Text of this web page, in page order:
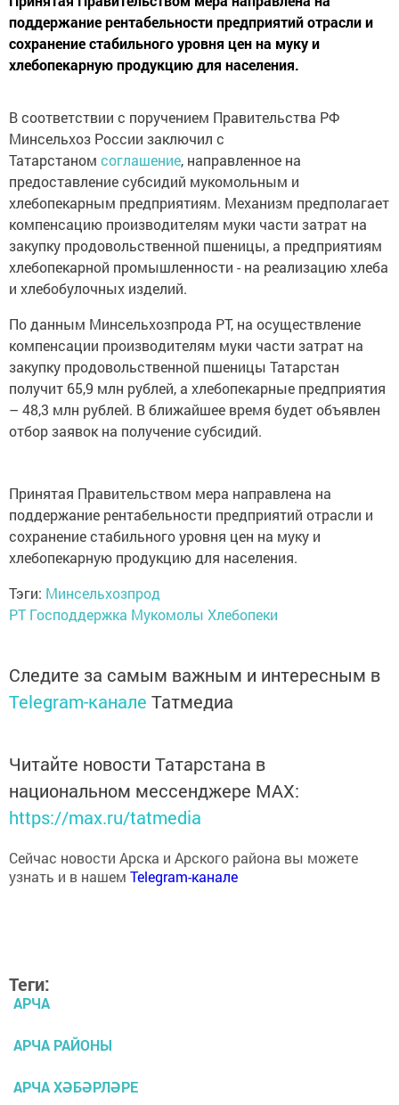
поддержание рентабельности предприятий отрасли и
сохранение стабильного уровня цен на муку и
хлебопекарную продукцию для населения.
В соответствии с поручением Правительства РФ
Минсельхоз России заключил с
Татарстаном соглашение, направленное на
предоставление субсидий мукомольным и
хлебопекарным предприятиям. Механизм предполагает
компенсацию производителям муки части затрат на
закупку продовольственной пшеницы, а предприятиям
хлебопекарной промышленности - на реализацию хлеба
и хлебобулочных изделий.
По данным Минсельхозпрода РТ, на осуществление
компенсации производителям муки части затрат на
закупку продовольственной пшеницы Татарстан
получит 65,9 млн рублей, а хлебопекарные предприятия
– 48,3 млн рублей. В ближайшее время будет объявлен
отбор заявок на получение субсидий.
Принятая Правительством мера направлена на
поддержание рентабельности предприятий отрасли и
сохранение стабильного уровня цен на муку и
хлебопекарную продукцию для населения.
Тэги: Минсельхозпрод
РТ Господдержка Мукомолы Хлебопеки
Следите за самым важным и интересным в
Telegram-канале Татмедиа
Читайте новости Татарстана в
национальном мессенджере MАХ:
https://max.ru/tatmedia
Сейчас новости Арска и Арского района вы можете
узнать и в нашем Telegram-канале
Теги:
АРЧА
АРЧА РАЙОНЫ
АРЧА ХӘБӘРЛӘРЕ